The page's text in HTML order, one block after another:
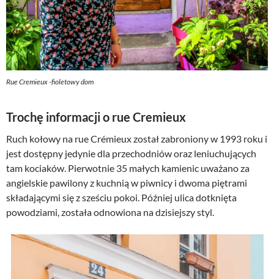
Rue Cremieux -fioletowy dom
Trochę informacji o rue Cremieux
Ruch kołowy na rue Crémieux został zabroniony w 1993 roku i
jest dostępny jedynie dla przechodniów oraz leniuchujących
tam kociaków. Pierwotnie 35 małych kamienic uważano za
angielskie pawilony z kuchnią w piwnicy i dwoma piętrami
składającymi się z sześciu pokoi. Później ulica dotknięta
powodziami, została odnowiona na dzisiejszy styl.